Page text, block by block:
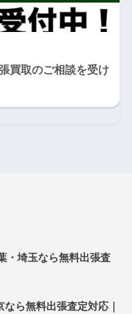
買取のご相談を受け
・埼玉なら無料出張査
ら無料出張査定対応｜